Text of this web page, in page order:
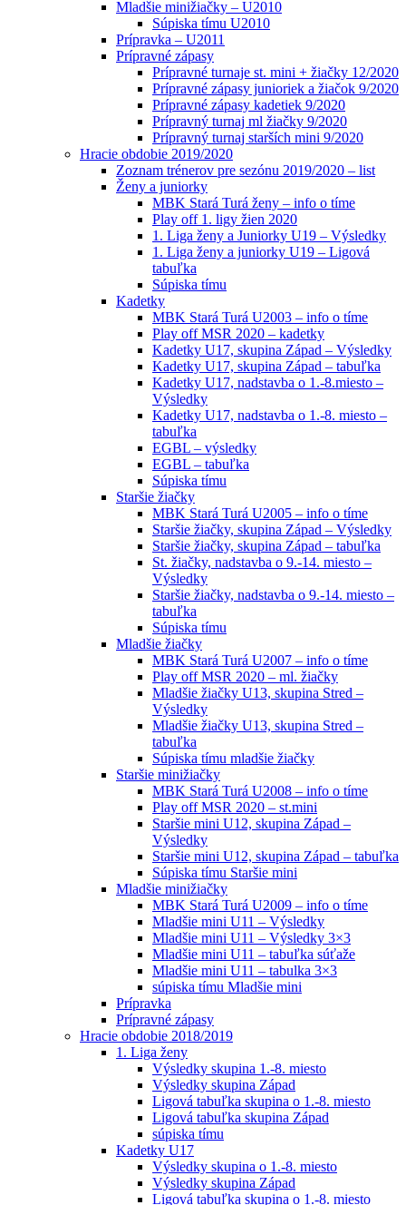
Mladšie minižiačky – U2010
Súpiska tímu U2010
Prípravka – U2011
Prípravné zápasy
Prípravné turnaje st. mini + žiačky 12/2020
Prípravné zápasy junioriek a žiačok 9/2020
Prípravné zápasy kadetiek 9/2020
Prípravný turnaj ml žiačky 9/2020
Prípravný turnaj starších mini 9/2020
Hracie obdobie 2019/2020
Zoznam trénerov pre sezónu 2019/2020 – list
Ženy a juniorky
MBK Stará Turá ženy – info o tíme
Play off 1. ligy žien 2020
1. Liga ženy a Juniorky U19 – Výsledky
1. Liga ženy a juniorky U19 – Ligová
tabuľka
Súpiska tímu
Kadetky
MBK Stará Turá U2003 – info o tíme
Play off MSR 2020 – kadetky
Kadetky U17, skupina Západ – Výsledky
Kadetky U17, skupina Západ – tabuľka
Kadetky U17, nadstavba o 1.-8.miesto –
Výsledky
Kadetky U17, nadstavba o 1.-8. miesto –
tabuľka
EGBL – výsledky
EGBL – tabuľka
Súpiska tímu
Staršie žiačky
MBK Stará Turá U2005 – info o tíme
Staršie žiačky, skupina Západ – Výsledky
Staršie žiačky, skupina Západ – tabuľka
St. žiačky, nadstavba o 9.-14. miesto –
Výsledky
Staršie žiačky, nadstavba o 9.-14. miesto –
tabuľka
Súpiska tímu
Mladšie žiačky
MBK Stará Turá U2007 – info o tíme
Play off MSR 2020 – ml. žiačky
Mladšie žiačky U13, skupina Stred –
Výsledky
Mladšie žiačky U13, skupina Stred –
tabuľka
Súpiska tímu mladšie žiačky
Staršie minižiačky
MBK Stará Turá U2008 – info o tíme
Play off MSR 2020 – st.mini
Staršie mini U12, skupina Západ –
Výsledky
Staršie mini U12, skupina Západ – tabuľka
Súpiska tímu Staršie mini
Mladšie minižiačky
MBK Stará Turá U2009 – info o tíme
Mladšie mini U11 – Výsledky
Mladšie mini U11 – Výsledky 3×3
Mladšie mini U11 – tabuľka súťaže
Mladšie mini U11 – tabulka 3×3
súpiska tímu Mladšie mini
Prípravka
Prípravné zápasy
Hracie obdobie 2018/2019
1. Liga ženy
Výsledky skupina 1.-8. miesto
Výsledky skupina Západ
Ligová tabuľka skupina o 1.-8. miesto
Ligová tabuľka skupina Západ
súpiska tímu
Kadetky U17
Výsledky skupina o 1.-8. miesto
Výsledky skupina Západ
Ligová tabuľka skupina o 1.-8. miesto